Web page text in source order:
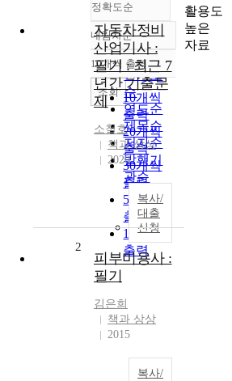
정확도순
정확도
순
인기도
순
연도순
제목순
저자순
발행기
관순
내림차순
내림차순
10개씩 출력
10개씩
출력
20개씩
출력
30개씩
출력
50개씩
출력
100개씩
출력
조회
자동차정비
산업기사 :
필기 : 최근 7
년간 기출문
제
소철호
책과 상상
2020
복사/
대출
신청
2
피부미용사 :
필기
김은희
책과 상상
2015
복사/
활용도
높은
자료